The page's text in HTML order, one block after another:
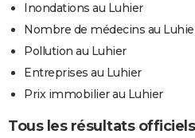
Inondations au Luhier
Nombre de médecins au
Pollution au Luhier
Entreprises au Luhier
Prix immobilier au Luhier
Tous les résultats